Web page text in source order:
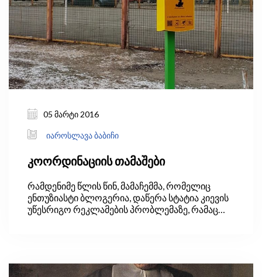
05 მარტი 2016
იაროსლავა ბაბიჩი
კოორდინაციის თამაშები
რამდენიმე წლის წინ, მამაჩემმა, რომელიც
ენთუზიასტი ბლოგერია, დაწერა სტატია კიევის
უწესრიგო რეკლამების პრობლემაზე, რამაც
უკეთებდა ყველაფერს დედამიწის ზურგზე.